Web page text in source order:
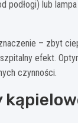
podłogi) lub
– zbyt
efekt.
czynności.